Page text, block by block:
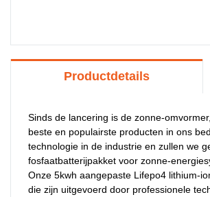
Productdetails
Sinds de lancering is de zonne-
beste en populairste producten in ons
technologie in de industrie en zullen we
fosfaatbatterijpakket voor zonne-
Onze 5kwh aangepaste Lifepo4 lithium-
die zijn uitgevoerd door professionele